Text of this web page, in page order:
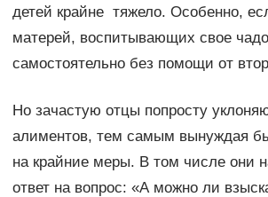
детей крайне тяжело. Особенно,
матерей, воспитывающих свое чадо
самостоятельно без помощи от
Но зачастую отцы попросту
алиментов, тем самым вынуждая
на крайние меры. В том числе они
ответ на вопрос: «А можно ли